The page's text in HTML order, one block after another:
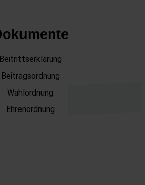
Beitrittserklärung
Beitragsordnung
Wahlordnung
Ehrenordnung